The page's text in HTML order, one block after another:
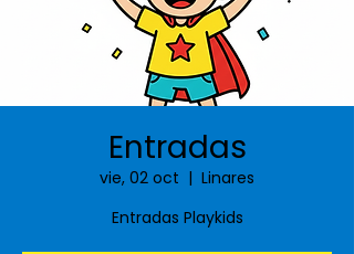
Entradas
vie, 02 oct
  |
Linares
Entradas Playkids